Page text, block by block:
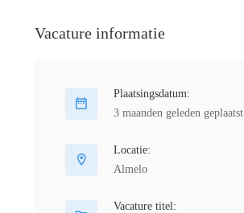
Vacature informatie
Plaatsingsdatum:
3 maanden geleden geplaatst
Locatie:
Almelo
Vacature titel: